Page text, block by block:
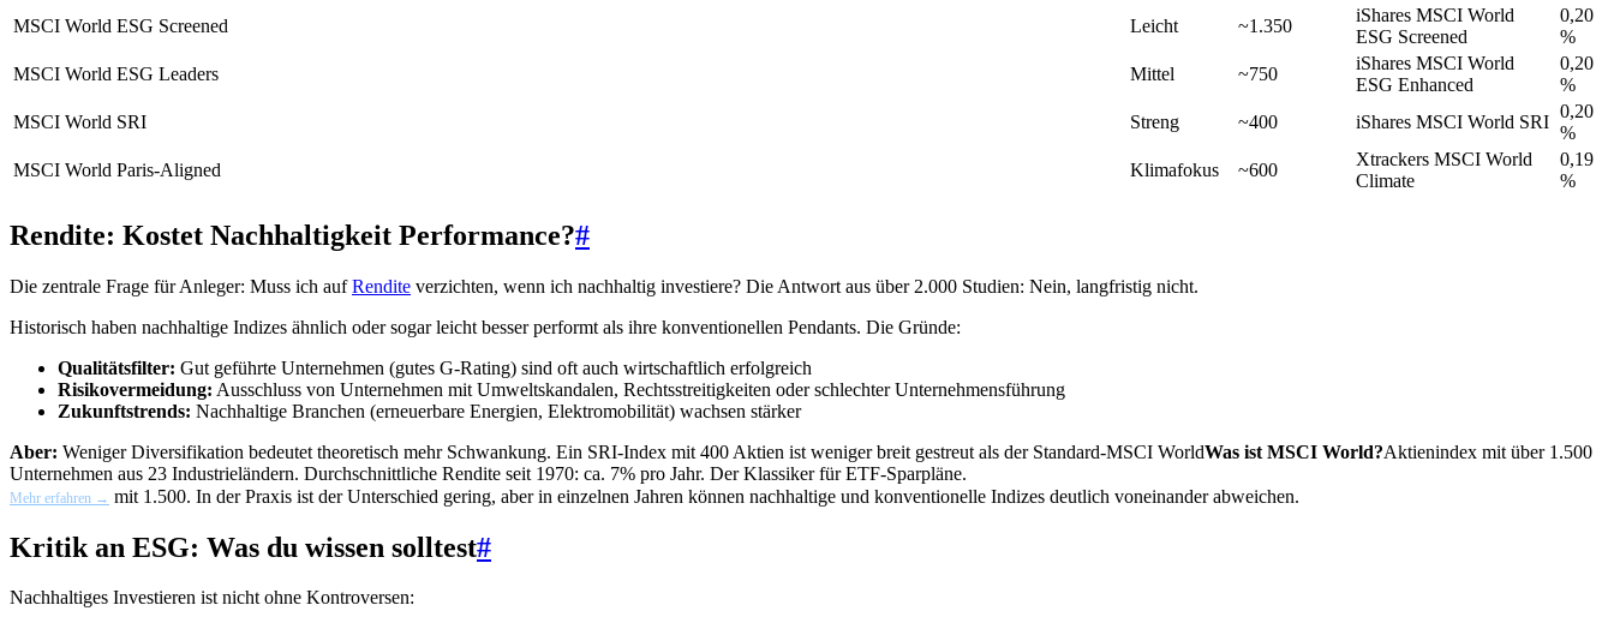
MSCI World ESG Screened Leicht ~1.350
iShares MSCI World
ESG Screened
0,20
%
MSCI World ESG Leaders
Mittel ~750
iShares MSCI World
ESG Enhanced
0,20
%
MSCI World SRI
Streng ~400 iShares MSCI World SRI
0,20
%
MSCI World Paris-Aligned
Klimafokus ~600
Xtrackers MSCI World
Climate
0,19
%
Rendite: Kostet Nachhaltigkeit Performance?#
Die zentrale Frage für Anleger: Muss ich aufRendite verzichten, wenn ich nachhaltig investiere? Die Antwort aus über 2.000 Studien: Nein, langfristig nicht.
Historisch haben nachhaltige Indizes ähnlich oder sogar leicht besser performt als ihre konventionellen Pendants. Die Gründe:
Qualitätsfilter: Gut geführte Unternehmen (gutes G-Rating) sind oft auch wirtschaftlich erfolgreich
Risikovermeidung: Ausschluss von Unternehmen mit Umweltskandalen, Rechtsstreitigkeiten oder schlechter Unternehmensführung
Zukunftstrends: Nachhaltige Branchen (erneuerbare Energien, Elektromobilität) wachsen stärker
Aber: Weniger Diversifikation bedeutet theoretisch mehr Schwankung. Ein SRI-Index mit 400 Aktien ist weniger breit gestreut als der Standard-MSCI WorldWas ist MSCI World?Aktienindex mit über 1.500
Unternehmen aus 23 Industrieländern. Durchschnittliche Rendite seit 1970: ca. 7% pro Jahr. Der Klassiker für ETF-Sparpläne.
Mehr erfahren → mit 1.500. In der Praxis ist der Unterschied gering, aber in einzelnen Jahren können nachhaltige und konventionelle Indizes deutlich voneinander abweichen.
Kritik an ESG: Was du wissen solltest#
Nachhaltiges Investieren ist nicht ohne Kontroversen: